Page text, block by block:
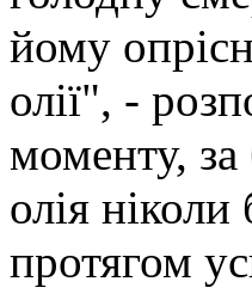
йому
олії", -
моменту,
олія
протягом